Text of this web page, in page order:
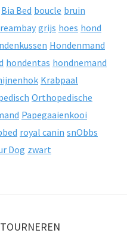
Bia Bed boucle bruin
grijs hoes hond
Hondenmand
hondentas hondnemand
Krabpaal
Orthopedische
Papegaaienkooi
royal canin snObbs
Dog zwart